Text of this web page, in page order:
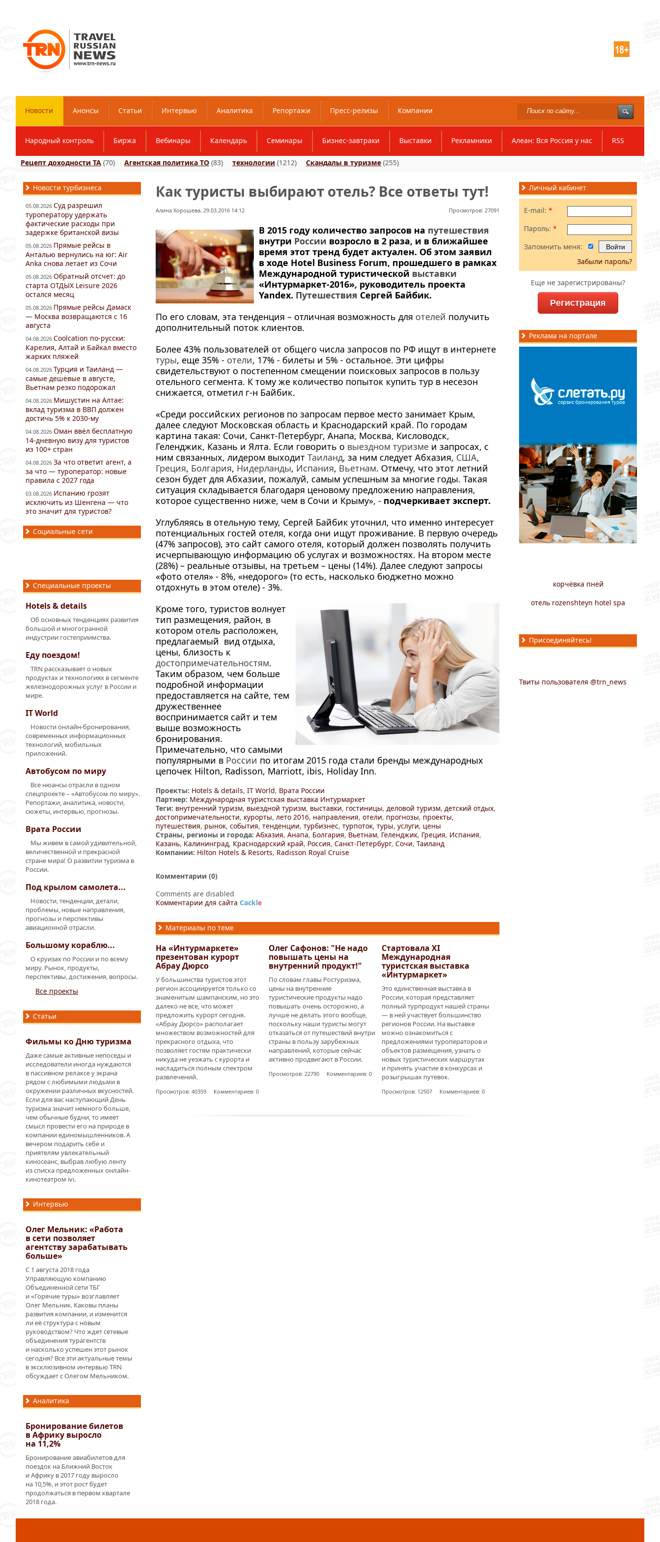
Новости Анонсы Статьи Интервью Аналитика Репортажи Пресс-релизы Компании
Народный контроль Биржа Вебинары Календарь Семинары Бизнес-завтраки Выставки Рекламники Алеан: Вся Россия у нас RSS
Рецепт доходности ТА (70) Агентская политика ТО (83) технологии (1212) Скандалы в туризме (255)
Как туристы выбирают отель? Все ответы тут!
Алина Хорошева, 29.03.2016 14:12 Просмотров: 27091
В 2015 году количество запросов на путешествия
внутри России возросло в 2 раза, и в ближайшее
время этот тренд будет актуален. Об этом заявил
в ходе Hotel Business Forum, прошедшего в рамках
Международной туристической выставки
«Интурмаркет-2016», руководитель проекта
Yandex. Путешествия Сергей Байбик.
По его словам, эта тенденция – отличная возможность для отелей получить
дополнительный поток клиентов.
Более 43% пользователей от общего числа запросов по РФ ищут в интернете
туры, еще 35% - отели, 17% - билеты и 5% - остальное. Эти цифры
свидетельствуют о постепенном смещении поисковых запросов в пользу
отельного сегмента. К тому же количество попыток купить тур в несезон
снижается, отметил г-н Байбик.
«Среди российских регионов по запросам первое место занимает Крым,
далее следуют Московская область и Краснодарский край. По городам
картина такая: Сочи, Санкт-Петербург, Анапа, Москва, Кисловодск,
Геленджик, Казань и Ялта. Если говорить о выездном туризме и запросах, с
ним связанных, лидером выходит Таиланд, за ним следует Абхазия, США,
Греция, Болгария, Нидерланды, Испания, Вьетнам. Отмечу, что этот летний
сезон будет для Абхазии, пожалуй, самым успешным за многие годы. Такая
ситуация складывается благодаря ценовому предложению направления,
которое существенно ниже, чем в Сочи и Крыму», - подчеркивает эксперт.
Углубляясь в отельную тему, Сергей Байбик уточнил, что именно интересует
потенциальных гостей отеля, когда они ищут проживание. В первую очередь
(47% запросов), это сайт самого отеля, который должен позволять получить
исчерпывающую информацию об услугах и возможностях. На втором месте
(28%) – реальные отзывы, на третьем – цены (14%). Далее следуют запросы
«фото отеля» - 8%, «недорого» (то есть, насколько бюджетно можно
отдохнуть в этом отеле) - 3%.
Кроме того, туристов волнует
тип размещения, район, в
котором отель расположен,
предлагаемый вид отдыха,
цены, близость к
достопримечательностям.
Таким образом, чем больше
подробной информации
предоставляется на сайте, тем
дружественнее
воспринимается сайт и тем
выше возможность
бронирования.
Примечательно, что самыми
популярными в России по итогам 2015 года стали бренды международных
цепочек Hilton, Radisson, Marriott, ibis, Holiday Inn.
Проекты: Hotels & details, IT World, Врата России
Партнер: Международная туристская выставка Интурмаркет
Теги: внутренний туризм, выездной туризм, выставки, гостиницы, деловой туризм, детский отдых,
достопримечательности, курорты, лето 2016, направления, отели, прогнозы, проекты,
путешествия, рынок, события, тенденции, турбизнес, турпоток, туры, услуги, цены
Страны, регионы и города: Абхазия, Анапа, Болгария, Вьетнам, Геленджик, Греция, Испания,
Казань, Калининград, Краснодарский край, Россия, Санкт-Петербург, Сочи, Таиланд
Компании: Hilton Hotels & Resorts, Radisson Royal Cruise
Комментарии (0)
Comments are disabled
Комментарии для сайта Cackle
Материалы по теме
На «Интурмаркете»
презентован курорт
Абрау Дюрсо
У большинства туристов этот
регион ассоциируется только со
знаменитым шампанским, но это
далеко не все, что может
предложить курорт сегодня.
«Абрау Дюрсо» располагает
множеством возможностей для
прекрасного отдыха, что
позволяет гостям практически
никуда не уезжать с курорта и
насладиться полным спектром
развлечений.
Просмотров: 40359 Комментариев: 0
Олег Сафонов: "Не надо
повышать цены на
внутренний продукт!"
По словам главы Ростуризма,
цены на внутренние
туристические продукты надо
повышать очень осторожно, а
лучше не делать этого вообще,
поскольку наши туристы могут
отказаться от путешествий внутри
страны в пользу зарубежных
направлений, которые сейчас
активно продвигают в России.
Просмотров: 22790 Комментариев: 0
Стартовала XI
Международная
туристская выставка
«Интурмаркет»
Это единственная выставка в
России, которая представляет
полный турпродукт нашей страны
— в ней участвует большинство
регионов России. На выставке
можно ознакомиться с
предложениями туроператоров и
объектов размещения, узнать о
новых туристических маршрутах
и принять участие в конкурсах и
розыгрышах путевок.
Просмотров: 12507 Комментариев: 0
Новости турбизнеса
05.08.2026 Суд разрешил
туроператору удержать
фактические расходы при
задержке британской визы
05.08.2026 Прямые рейсы в
Анталью вернулись на юг: Air
Anka снова летает из Сочи
05.08.2026 Обратный отсчет: до
старта ОТДЫХ Leisure 2026
остался месяц
05.08.2026 Прямые рейсы Дамаск
— Москва возвращаются с 16
августа
04.08.2026 Coolcation по-русски:
Карелия, Алтай и Байкал вместо
жарких пляжей
04.08.2026 Турция и Таиланд —
самые дешёвые в августе,
Вьетнам резко подорожал
04.08.2026 Мишустин на Алтае:
вклад туризма в ВВП должен
достичь 5% к 2030-му
04.08.2026 Оман ввёл бесплатную
14-дневную визу для туристов
из 100+ стран
04.08.2026 За что ответит агент, а
за что — туроператор: новые
правила с 2027 года
03.08.2026 Испанию грозят
исключить из Шенгена — что
это значит для туристов?
Социальные сети
Специальные проекты
Hotels & details
Об основных тенденциях развития
большой и многогранной
индустрии гостеприимства.
Еду поездом!
TRN рассказывает о новых
продуктах и технологиях в сегменте
железнодорожных услуг в России и
мире.
IT World
Новости онлайн-бронирования,
современных информационных
технологий, мобильных
приложений.
Автобусом по миру
Все нюансы отрасли в одном
спецпроекте – «Автобусом по миру».
Репортажи, аналитика, новости,
сюжеты, интервью, прогнозы.
Врата России
Мы живем в самой удивительной,
величественной и прекрасной
стране мира! О развитии туризма в
России.
Под крылом самолета...
Новости, тенденции, детали,
проблемы, новые направления,
прогнозы и перспективы
авиационной отрасли.
Большому кораблю...
О круизах по России и по всему
миру. Рынок, продукты,
перспективы, достижения, вопросы.
Все проекты
Статьи
Фильмы ко Дню туризма
Даже самые активные непоседы и
исследователи иногда нуждаются
в пассивном релаксе у экрана
рядом с любимыми людьми в
окружении различных вкусностей.
Если для вас наступающий День
туризма значит немного больше,
чем обычные будни, то имеет
смысл провести его на природе в
компании единомышленников. А
вечером подарить себе и
приятелям увлекательный
киносеанс, выбрав любую ленту
из списка предложенных онлайн-
кинотеатром ivi.
Интервью
Олег Мельник: «Работа
в сети позволяет
агентству зарабатывать
больше»
С 1 августа 2018 года
Управляющую компанию
Объединенной сети ТБГ
и «Горячие туры» возглавляет
Олег Мельник. Каковы планы
развития компании, и изменится
ли её структура с новым
руководством? Что ждет сетевые
объединения турагентств
и насколько успешен этот рынок
сегодня? Все эти актуальные темы
в эксклюзивном интервью TRN
обсуждает с Олегом Мельником.
Аналитика
Бронирование билетов
в Африку выросло
на 11,2%
Бронирование авиабилетов для
поездок на Ближний Восток
и Африку в 2017 году выросло
на 10,5%, и этот рост будет
продолжаться в первом квартале
2018 года.
Личный кабинет
E-mail: *
Пароль: *
Запомнить меня:
Забыли пароль?
Еще не зарегистрированы?
Регистрация
Реклама на портале
корчёвка пней
отель rozenshteyn hotel spa
Присоединяйтесь!
Твиты пользователя @trn_news